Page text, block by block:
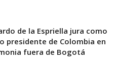
de la Espriella jura como
presidente de Colombia en
fuera de Bogotá